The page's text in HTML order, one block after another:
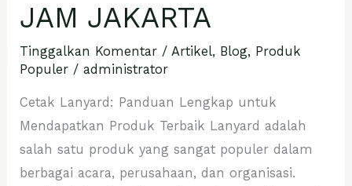
JAM JAKARTA
Tinggalkan Komentar / Artikel, Blog, Produk
Populer /administrator
Cetak Lanyard: Panduan Lengkap untuk
Mendapatkan Produk Terbaik Lanyard adalah
salah satu produk yang sangat populer dalam
berbagai acara, perusahaan, dan organisasi.